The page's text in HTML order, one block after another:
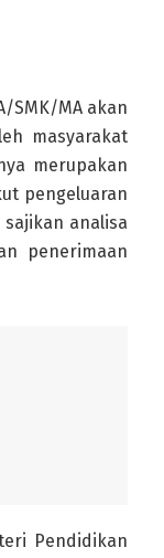
SMK/MA akan
masyarakat
merupakan
pengeluaran
analisa
penerimaan
Pendidikan